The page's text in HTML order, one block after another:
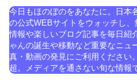
今日もほのぼのをあなたに。日本
の公式WEBサイトをウォッチし
情報や楽しいブログ記事を毎日紹
ゃんの誕生や移動など重要なニュ
真・動画の発見にご利用ください
超。メディアを通さない旬な情報